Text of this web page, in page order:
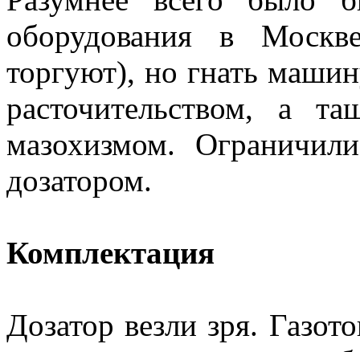
оборудования в
торгуют), но гнать
расточительством, а
мазохизмом.
дозатором.
Комплектация
Дозатор везли зря.